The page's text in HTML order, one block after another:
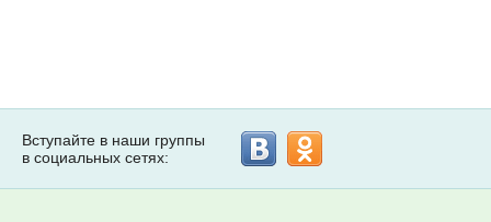
Вступайте в наши группы
в социальных сетях: